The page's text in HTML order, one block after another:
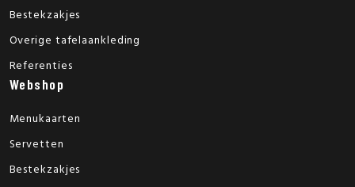
Bestekzakjes
Overige tafelaankleding
Referenties
Webshop
Menukaarten
Servetten
Bestekzakjes